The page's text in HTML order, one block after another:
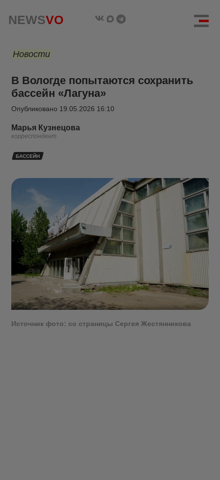
NEWSVO
Новости
В Вологде попытаются сохранить
бассейн «Лагуна»
Опубликовано 19.05.2026 16:10
Марья Кузнецова
корреспондент
БАССЕЙН
Источник фото: со страницы Сергея Жестянникова